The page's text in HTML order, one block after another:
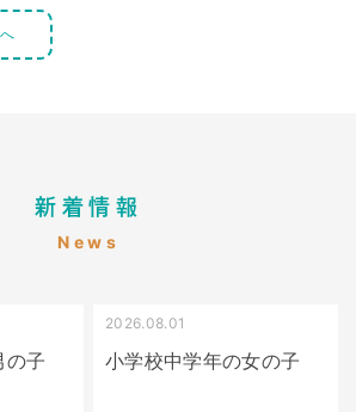
新着情報
News
ている）
の子
2026.08.01
小学校中学年の女の子